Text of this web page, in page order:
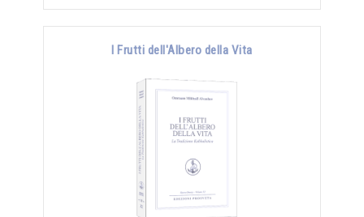
I Frutti dell'Albero della Vita